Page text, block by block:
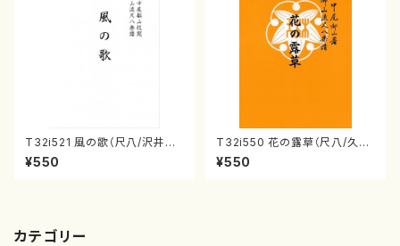
T32i521 風の歌（尺八/沢井忠
夫/楽譜）都山流公刊楽譜曲番:2
230
¥550
T32i550 花の露草（尺八/久本
玄智/楽譜）都山流公刊楽譜曲
番:2260
¥550
カテゴリー